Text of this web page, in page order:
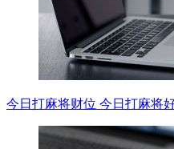
今日打麻将财位 今日打麻将